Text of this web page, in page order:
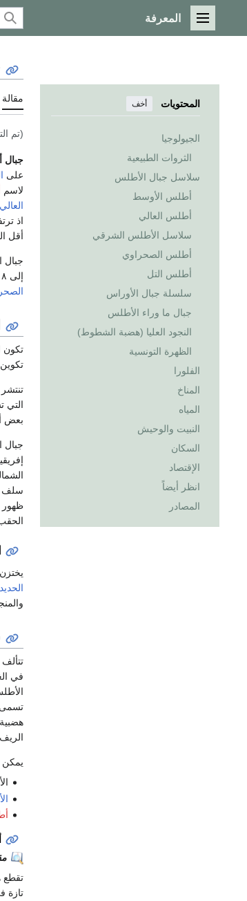
القائمة الرئيسية
المعرفة
المحتويات أخف
الجيولوجيا
الثروات الطبيعية
سلاسل جبال الأطلس
أطلس الأوسط
أطلس العالي
سلاسل الأطلس الشرقي
أطلس الصحراوي
أطلس التل
سلسلة جبال الأوراس
جبال ما وراء الأطلس
النجود العليا (هضبة الشطوط)
الظهرة التونسية
الفلورا
المناخ
المياه
النبيت والوحيش
السكان
الإقتصاد
انظر أيضاً
المصادر
مقالة
(تم
على
لاسم
العالي
اذ
أقل
إلى ۲۳۰۸ أمتار. وهذا الجزء يبدأ حول وسط الجزائر ثم يمتد على طول الشاطئ إلى أن يدخل
تكون
تكوين
التي
بعض
جبال
سلف
ظهور
الحديد
في
تسمى
يمكن
تقطع
تازة